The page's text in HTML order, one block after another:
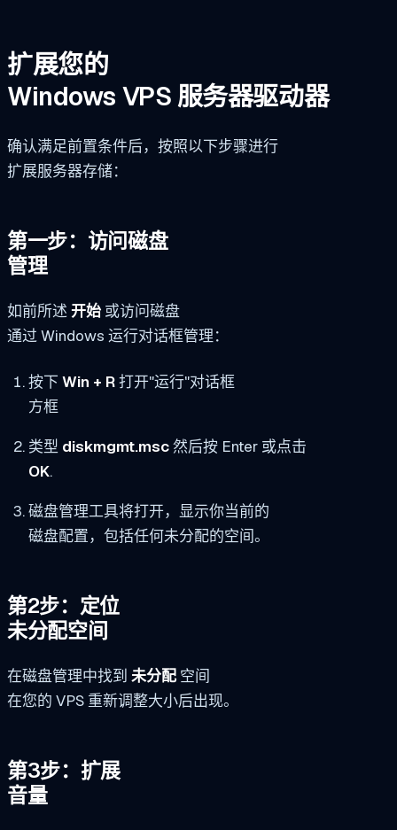
扩展您的
Windows VPS 服务器驱动器
确认满足前置条件后，按照以下步骤进行
扩展服务器存储：
第一步：访问磁盘
管理
如前所述 开始 或访问磁盘
通过 Windows 运行对话框管理：
按下 Win + R打开"运行"对话框
方框
类型 diskmgmt.msc然后按 Enter 或点击
OK.
磁盘管理工具将打开，显示你当前的
磁盘配置，包括任何未分配的空间。
第2步：定位
未分配空间
在磁盘管理中找到 未分配空间
在您的 VPS 重新调整大小后出现。
第3步：扩展
音量